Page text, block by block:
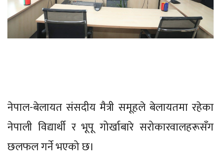
नेपाल-बेलायत संसदीय मैत्री समूहले बेलायतमा रहेका
नेपाली विद्यार्थी र भूपू गोर्खाबारे सरोकारवालहरूसँग
छलफल गर्ने भएको छ।